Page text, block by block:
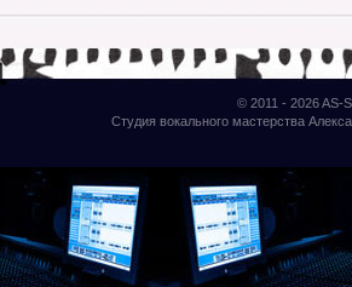
© 2011 - 2026AS-
Студия вокального мастерства